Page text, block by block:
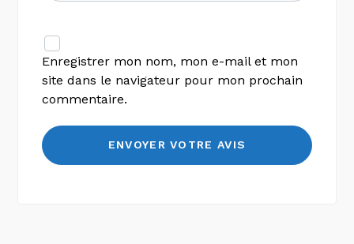
Enregistrer mon nom, mon e-mail et mon
site dans le navigateur pour mon prochain
commentaire.